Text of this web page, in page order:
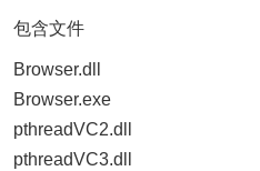
包含文件
Browser.dll
Browser.exe
pthreadVC2.dll
pthreadVC3.dll